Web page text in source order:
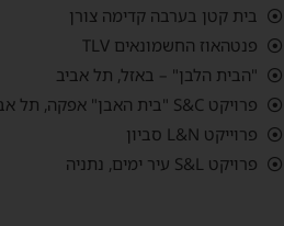
בית קטן בערבה קדימה צורן
פנטהאוז החשמונאים TLV
"הבית הלבן" – באזל, תל אביב
פרויקט S&C "בית האבן" אפקה, תל אביב
פרוייקט L&N סביון
פרויקט S&L עיר ימים, נתניה